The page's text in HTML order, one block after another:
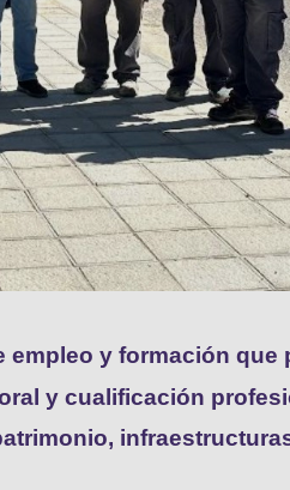
y formación que
y cualificación